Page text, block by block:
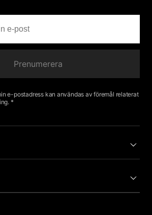
Prenumerera
e-postadress kan användas av föremål relaterat
*